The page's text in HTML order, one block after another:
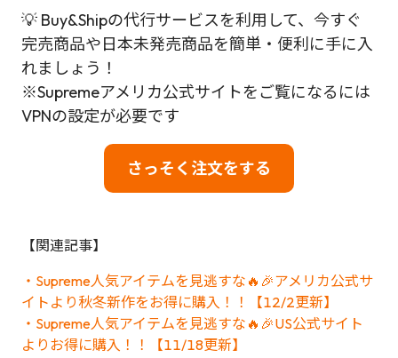
💡 Buy&Shipの代行サービスを利用して、今すぐ
完売商品や日本未発売商品を簡単・便利に手に入
れましょう！
※Supremeアメリカ公式サイトをご覧になるには
VPNの設定が必要です
さっそく注文をする
【関連記事】
・Supreme人気アイテムを見逃すな🔥🎉アメリカ公式サ
イトより秋冬新作をお得に購入！！【12/2更新】
・Supreme人気アイテムを見逃すな🔥🎉US公式サイト
よりお得に購入！！【11/18更新】